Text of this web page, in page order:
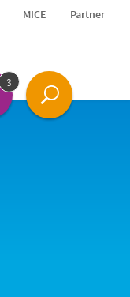
MICE Partner
3